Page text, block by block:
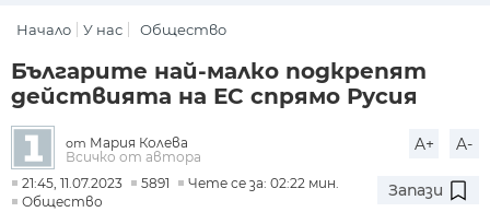
Начало У нас Общество
Българите най-малко подкрепят
действията на ЕС спрямо Русия
от Мария Колева
Всичко от автора
A+ A-
21:45, 11.07.2023 5891
Чете се за: 02:22 мин.
Общество
Запази